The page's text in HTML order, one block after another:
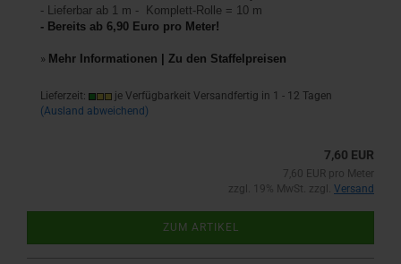
- Lieferbar ab 1 m - Komplett-Rolle = 10 m
- Bereits ab 6,90 Euro pro Meter!
» Mehr Informationen | Zu den Staffelpreisen
Lieferzeit:
je Verfügbarkeit Versandfertig in 1 - 12 Tagen
(Ausland abweichend)
7,60 EUR
7,60 EUR pro Meter
zzgl. 19% MwSt. zzgl. Versand
ZUM ARTIKEL